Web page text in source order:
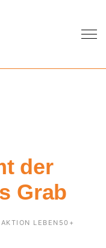
der
Grab
LEBEN50+